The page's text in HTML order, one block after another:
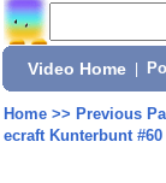
Video Home
Home>> Previous
ecraft Kunterbunt #60